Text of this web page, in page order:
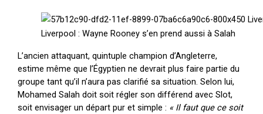
Liverpool : Wayne Rooney s’en prend aussi à Salah
L’ancien attaquant, quintuple champion d’Angleterre,
estime même que l’Égyptien ne devrait plus faire partie du
groupe tant qu’il n’aura pas clarifié sa situation. Selon lui,
Mohamed Salah doit soit régler son différend avec Slot,
soit envisager un départ pur et simple : « Il faut que ce soit